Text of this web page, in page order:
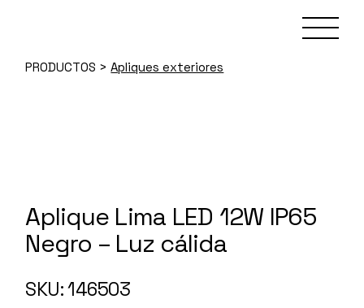
PRODUCTOS >Apliques exteriores
Aplique Lima LED 12W IP65
Negro – Luz cálida
SKU: 146503